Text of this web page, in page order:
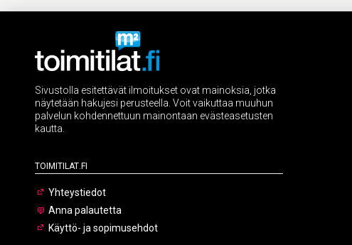
Sivustolla esitettävät ilmoitukset ovat mainoksia, jotka
näytetään hakujesi perusteella. Voit vaikuttaa muuhun
palvelun kohdennettuun mainontaan evästeasetusten
kautta.
Toimitilat.fi
Yhteystiedot
Anna palautetta
Käyttö- ja sopimusehdot